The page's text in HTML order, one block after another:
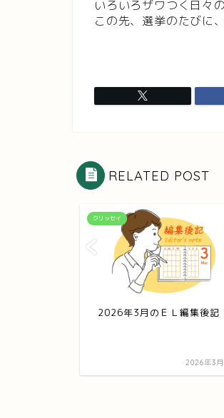
いろいろザワつく日々
この先、選挙のたびに
RELATED POST
クリッセイ
2026年3月のＥＬ編集後記！
2026年3月